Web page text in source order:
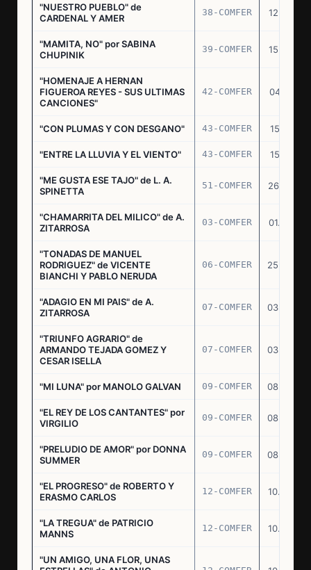
"NUESTRO PUEBLO" de
CARDENAL Y AMER
38-COMFER 12.10.76
"MAMITA, NO" por SABINA
CHUPINIK
39-COMFER 15.10.76
"HOMENAJE A HERNAN
FIGUEROA REYES - SUS ULTIMAS
CANCIONES"
42-COMFER 04.11.76
"CON PLUMAS Y CON DESGANO" 43-COMFER 15.11.76
"ENTRE LA LLUVIA Y EL VIENTO" 43-COMFER 15.11.76
"ME GUSTA ESE TAJO" de L. A.
SPINETTA
51-COMFER 26.12.76
"CHAMARRITA DEL MILICO" de A.
ZITARROSA
03-COMFER 01.02.77
"TONADAS DE MANUEL
RODRIGUEZ" de VICENTE
BIANCHI Y PABLO NERUDA
06-COMFER 25.02.77
"ADAGIO EN MI PAIS" de A.
ZITARROSA
07-COMFER 03.03.77
"TRIUNFO AGRARIO" de
ARMANDO TEJADA GOMEZ Y
CESAR ISELLA
07-COMFER 03.03.77
"MI LUNA" por MANOLO GALVAN 09-COMFER 08.03.77
"EL REY DE LOS CANTANTES" por
VIRGILIO
09-COMFER 08.03.77
"PRELUDIO DE AMOR" por DONNA
SUMMER
09-COMFER 08.03.77
"EL PROGRESO" de ROBERTO Y
ERASMO CARLOS
12-COMFER 10.03.77
"LA TREGUA" de PATRICIO
MANNS
12-COMFER 10.03.77
"UN AMIGO, UNA FLOR, UNAS